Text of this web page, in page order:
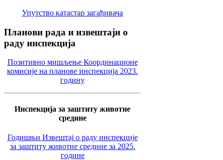
Упутство катастар загађивача
Планови рада и извештаји о
раду инспекција
Позитивно мишљење Координационе
комисије на планове инспекција 2023.
годину
Инспекција за заштиту животне
средине
Годишњи Извештај о раду инспекције
за заштиту животне средине за 2025.
године